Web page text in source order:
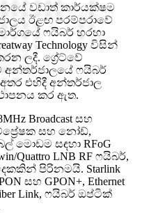
වඩාත් කාර්යක්ෂම
ඊළඟ පරම්පරාවේ
ෆයිබර් හරහා
Technology විසින්
ලදී. ග්‍රේට්වේ
ෆයිබර්
එහිදී අන්තර්ජාල
කර ඇත.
Broadcast සහ
සහ නෝඩ්,
මොඩම සඳහා RFoG
Quattro LNB RF ෆයිබර්,
පිරිනමයි. Starlink
සහ GPON+, Ethernet
Fiber Link, ෆයිබර් ඔප්ටික්